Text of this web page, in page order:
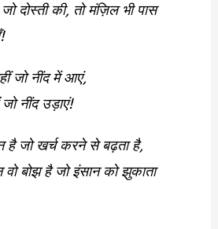
दोस्ती की, तो मंज़िल भी पास
जो नींद में आएं,
नींद उड़ाएं!
है जो खर्च करने से बढ़ता है,
वो बोझ है जो इंसान को झुकाता